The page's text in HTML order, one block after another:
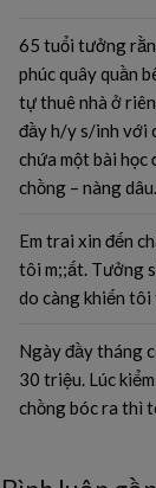
65 tuổi tưởng
phúc quây quần
tự thuê nhà ở
đầy h/y s/inh với
chứa một bài học
chồng – nàng
Em trai xin đến
tôi m;;ất. Tưởng
do càng khiến
Ngày đầy tháng
30 triệu. Lúc
chồng bóc ra thì